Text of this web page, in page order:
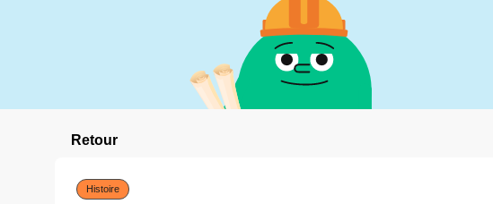
Retour
Histoire